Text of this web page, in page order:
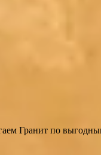
Гранит по